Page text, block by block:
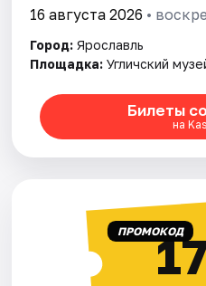
16 августа 2026 •
Город: Ярославль
Площадка: Угличский
Билеты
на
ПРОМОКОД